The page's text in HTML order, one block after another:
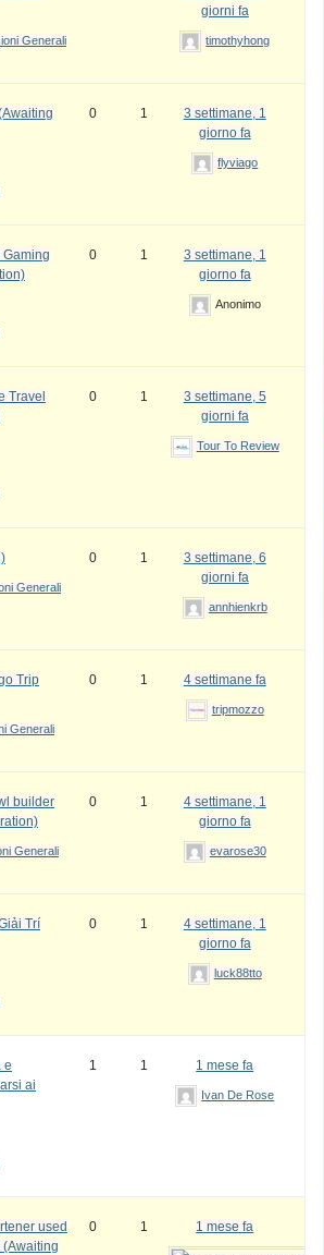
Generali
giorni fa
timothyhong
0 1
3 settimane, 1
giorno fa
flyviago
0 1
3 settimane, 1
giorno fa
Anonimo
Travel
0 1
3 settimane, 5
giorni fa
Tour To Review
Generali
0 1
3 settimane, 6
giorni fa
annhienkrb
Trip
Generali
0 1 4 settimane fa
tripmozzo
builder
Generali
0 1
4 settimane, 1
giorno fa
evarose30
Trí
0 1
4 settimane, 1
giorno fa
luck88tto
e
ai
1 1 1 mese fa
Ivan De Rose
used
0 1 1 mese fa